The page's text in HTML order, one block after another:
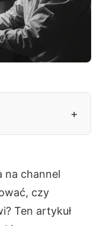
+
na channel
czy
Ten artykuł